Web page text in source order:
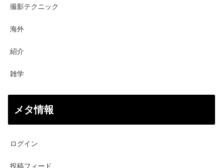
撮影テクニック
海外
紹介
雑学
メタ情報
ログイン
投稿フィード